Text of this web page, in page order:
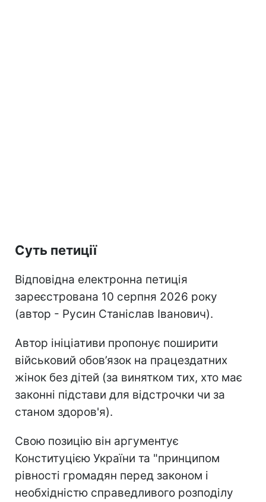
Суть петиції
Відповідна електронна петиція
зареєстрована 10 серпня 2026 року
(автор - Русин Станіслав Іванович).
Автор ініціативи пропонує поширити
військовий обов’язок на працездатних
жінок без дітей (за винятком тих, хто має
законні підстави для відстрочки чи за
станом здоров'я).
Свою позицію він аргументує
Конституцією України та "принципом
рівності громадян перед законом і
необхідністю справедливого розподілу